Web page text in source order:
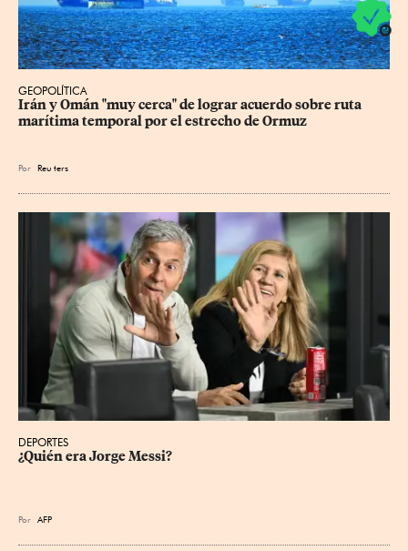
GEOPOLÍTICA
Irán y Omán "muy cerca" de lograr acuerdo sobre ruta
marítima temporal por el estrecho de Ormuz
Por Reu ters
DEPORTES
¿Quién era Jorge Messi?
Por AFP